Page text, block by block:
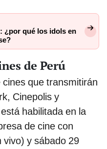
¿por qué los idols en
de Perú
que transmitirán
Cinepolis y
habilitada en la
de cine con
vivo) y sábado 29